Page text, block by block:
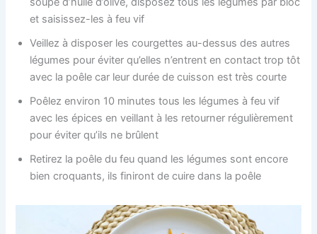
et saisissez-les à feu vif
Veillez à disposer les courgettes au-dessus des autres
légumes pour éviter qu’elles n’entrent en contact trop tôt
avec la poêle car leur durée de cuisson est très courte
Poêlez environ 10 minutes tous les légumes à feu vif
avec les épices en veillant à les retourner régulièrement
pour éviter qu’ils ne brûlent
Retirez la poêle du feu quand les légumes sont encore
bien croquants, ils finiront de cuire dans la poêle